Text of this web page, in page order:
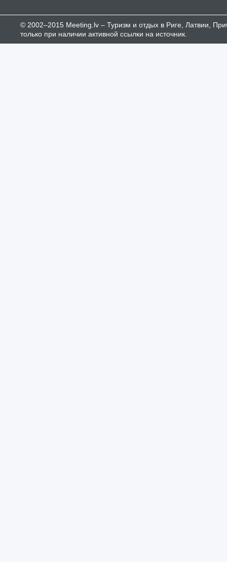
© 2002–2015 Meeting.lv – Туризм и отдых в Риге, Латвии,
только при наличии активной ссылки на источник.